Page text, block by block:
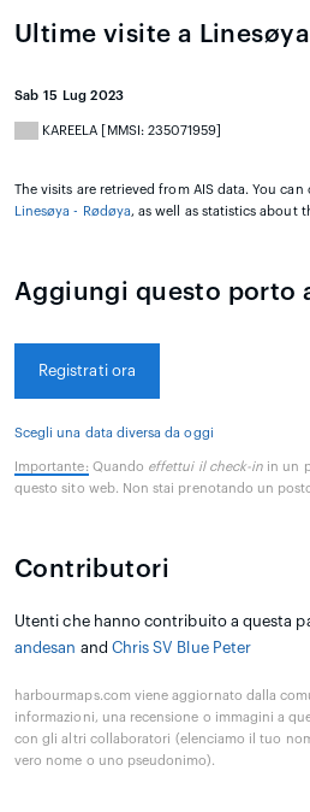
Ultime visite a
Sab 15 Lug 2023
KAREELA [MMSI: 235071959]
The visits are retrieved from AIS data. You
Linesøya - Rødøya, as well as statistics about
Aggiungi questo porto
Registrati ora
Scegli una data diversa da oggi
Importante: Quando effettui il check-in in un
questo sito web. Non stai prenotando un
Contributori
Utenti che hanno contribuito a questa
andesan and Chris SV Blue Peter
harbourmaps.com viene aggiornato dalla
informazioni, una recensione o immagini a
con gli altri collaboratori (elenciamo il tuo
vero nome o uno pseudonimo).